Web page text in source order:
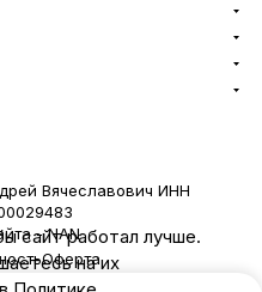
Вячеславович ИНН
-NAN
Оферта
сайт работал лучше.
на их